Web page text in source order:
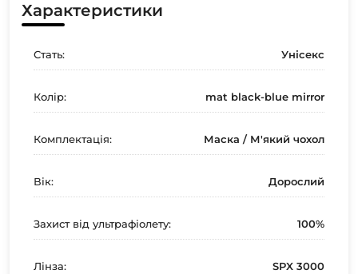
Характеристики
Стать: Унісекс
Колір: mat black-blue mirror
Комплектація: Маска / М'який чохол
Вік: Дорослий
Захист від ультрафіолету: 100%
Лінза: SPX 3000